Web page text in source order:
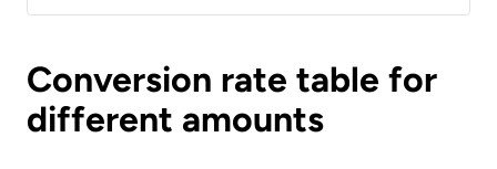
Conversion rate table for
different amounts